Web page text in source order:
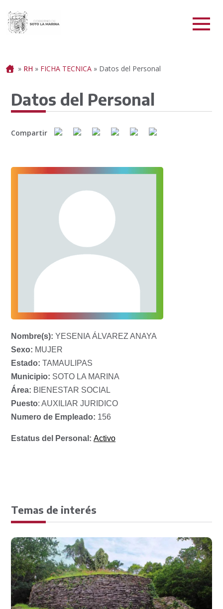
Portada
» RH » FICHA TECNICA » Datos del Personal
Datos del Personal
Compartir
Nombre(s): YESENIA ÁLVAREZ ANAYA
Sexo: MUJER
Estado: TAMAULIPAS
Municipio: SOTO LA MARINA
Área: BIENESTAR SOCIAL
Puesto: AUXILIAR JURIDICO
Numero de Empleado: 156
Estatus del Personal: Activo
Temas de interés